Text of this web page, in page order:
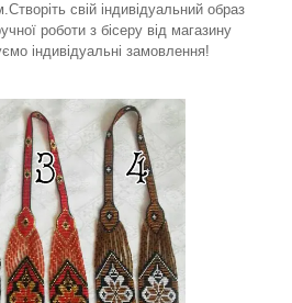
свій індивідуальний образ
роботи з бісеру від магазину
індивідуальні замовлення!